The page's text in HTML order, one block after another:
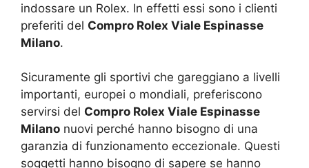
indossare un Rolex. In effetti essi sono i clienti
preferiti del Compro Rolex Viale Espinasse
Milano.
Sicuramente gli sportivi che gareggiano a livelli
importanti, europei o mondiali, preferiscono
servirsi del Compro Rolex Viale Espinasse
Milano nuovi perché hanno bisogno di una
garanzia di funzionamento eccezionale. Questi
soggetti hanno bisogno di sapere se hanno